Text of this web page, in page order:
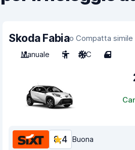
Skoda Fabiao Compatta simile
Manuale
5 A/C 4
8,4 Buona